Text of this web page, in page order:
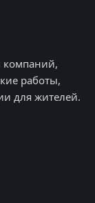
компаний,
работы,
для жителей.